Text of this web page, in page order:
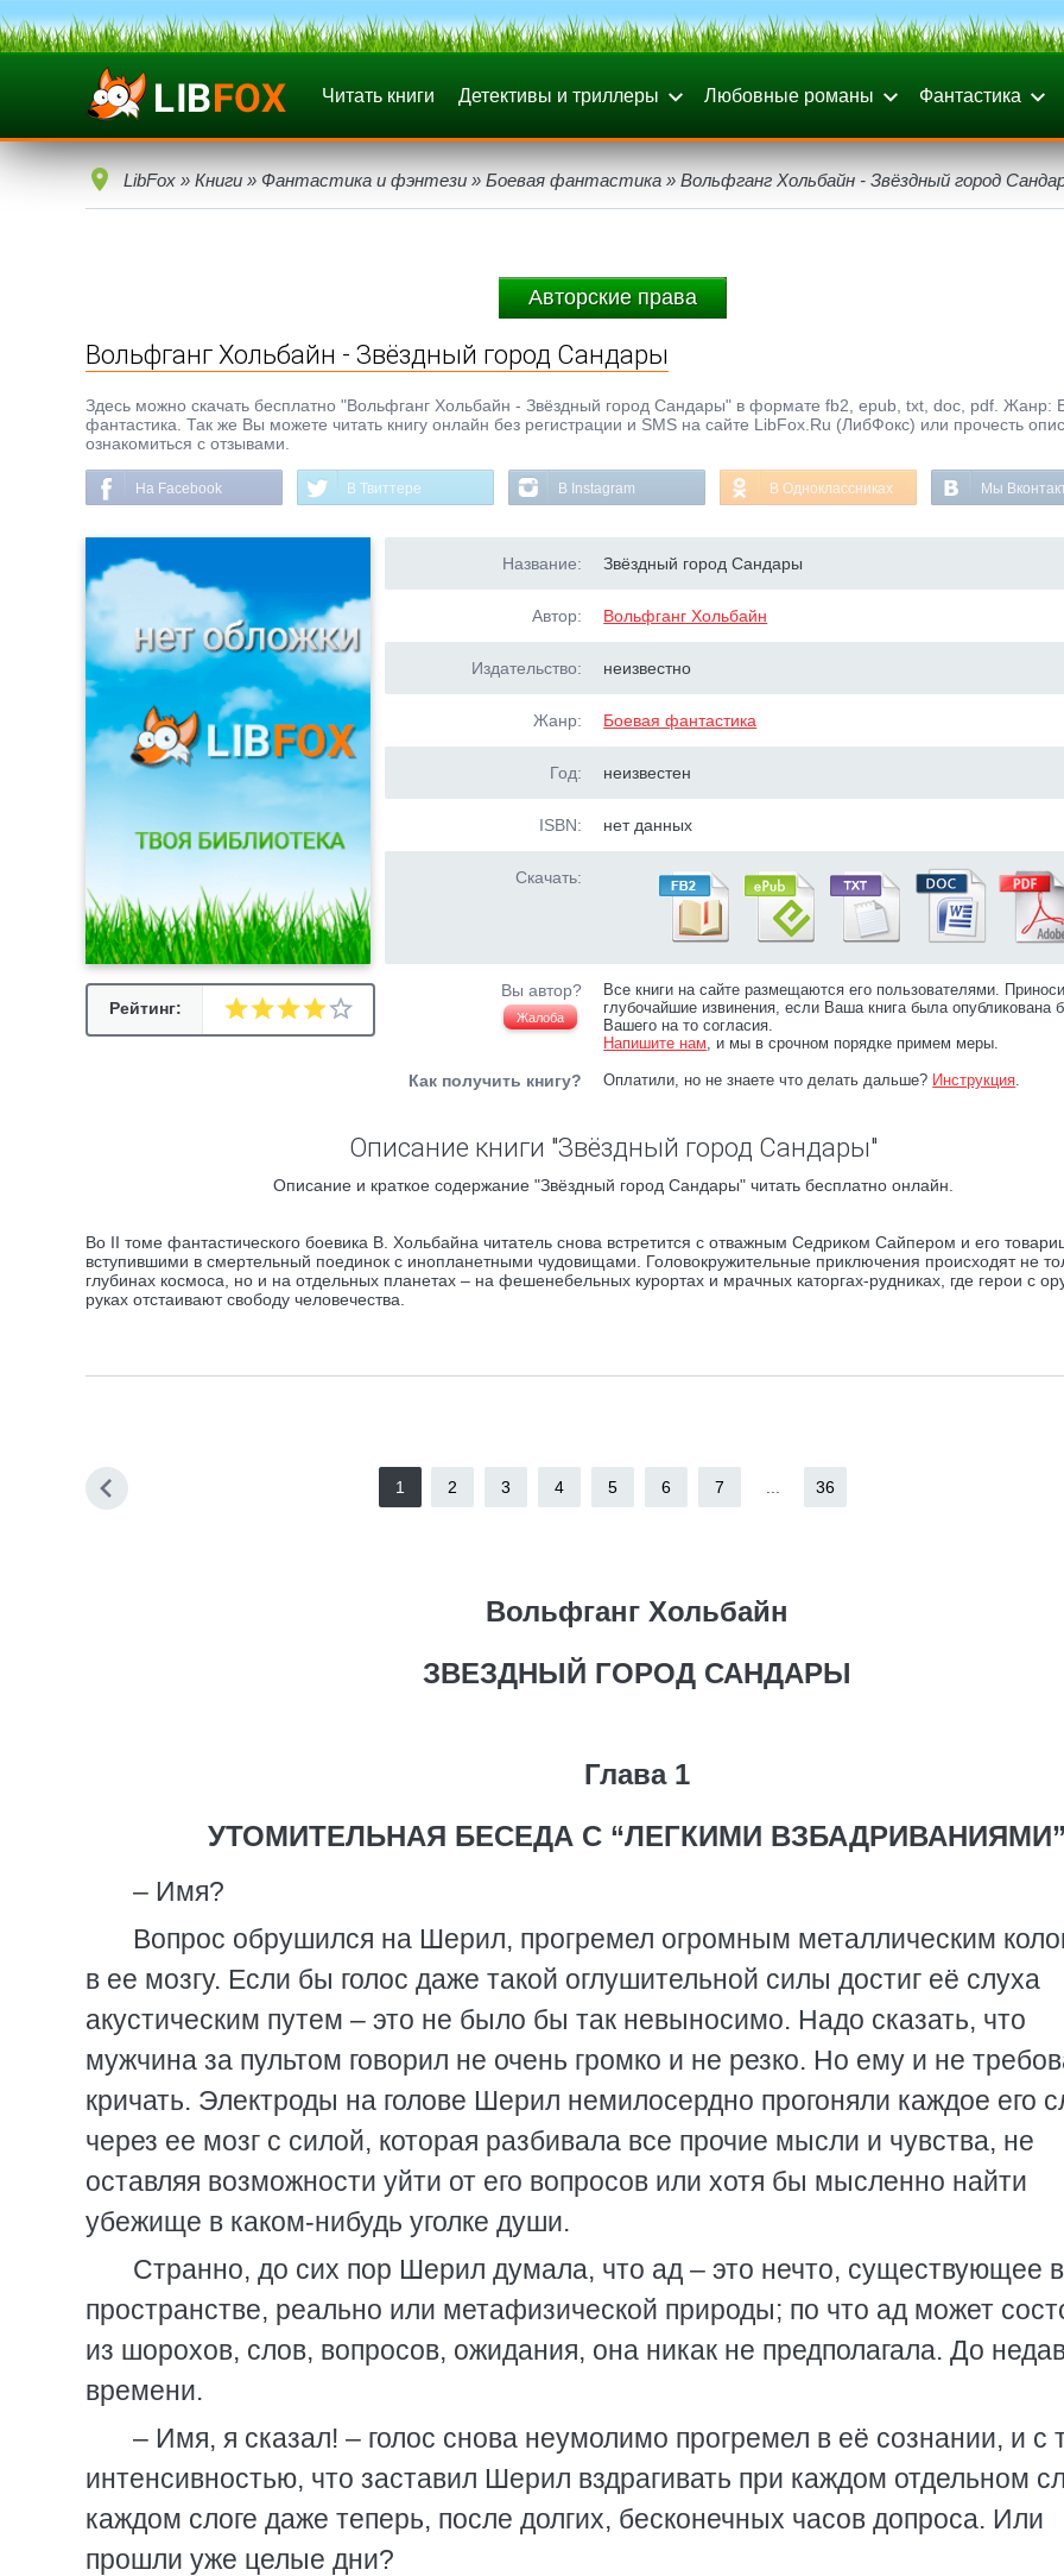
Читать книги Детективы и триллеры Любовные романы Фантастика
LibFox » Книги » Фантастика и фэнтези » Боевая фантастика » Вольфганг Хольбайн - Звёздный город
Авторские права
Вольфганг Хольбайн - Звёздный город Сандары
Здесь можно скачать бесплатно "Вольфганг Хольбайн - Звёздный город Сандары" в формате fb2, epub, txt, doc, pdf. Жанр:
фантастика. Так же Вы можете читать книгу онлайн без регистрации и SMS на сайте LibFox.Ru (ЛибФокс) или прочесть
ознакомиться с отзывами.
На Facebook В Твиттере В Instagram В Одноклассниках Мы
Рейтинг:
Название: Звёздный город Сандары
Автор: Вольфганг Хольбайн
Издательство: неизвестно
Жанр: Боевая фантастика
Год: неизвестен
ISBN: нет данных
Скачать:
Вы автор?
Жалоба
Все книги на сайте размещаются его пользователями.
глубочайшие извинения, если Ваша книга была опубликована
Вашего на то согласия.
Напишите нам, и мы в срочном порядке примем меры.
Как получить книгу? Оплатили, но не знаете что делать дальше? Инструкция.
Описание книги "Звёздный город Сандары"
Описание и краткое содержание "Звёздный город Сандары" читать бесплатно онлайн.
Во II томе фантастического боевика В. Хольбайна читатель снова встретится с отважным Седриком Сайпером и его
вступившими в смертельный поединок с инопланетными чудовищами. Головокружительные приключения происходят не
глубинах космоса, но и на отдельных планетах – на фешенебельных курортах и мрачных каторгах-рудниках, где герои с
руках отстаивают свободу человечества.
1 2 3 4 5 6 7 36
Вольфганг Хольбайн
ЗВЕЗДНЫЙ ГОРОД САНДАРЫ
Глава 1
УТОМИТЕЛЬНАЯ БЕСЕДА С “ЛЕГКИМИ ВЗБАДРИВАНИЯМИ”
– Имя?
Вопрос обрушился на Шерил, прогремел огромным металлическим
в ее мозгу. Если бы голос даже такой оглушительной силы достиг её слуха
акустическим путем – это не было бы так невыносимо. Надо сказать, что
мужчина за пультом говорил не очень громко и не резко. Но ему и не
кричать. Электроды на голове Шерил немилосердно прогоняли каждое его
через ее мозг с силой, которая разбивала все прочие мысли и чувства, не
оставляя возможности уйти от его вопросов или хотя бы мысленно найти
убежище в каком-нибудь уголке души.
Странно, до сих пор Шерил думала, что ад – это нечто, существующее в
пространстве, реально или метафизической природы; по что ад может
из шорохов, слов, вопросов, ожидания, она никак не предполагала. До
времени.
– Имя, я сказал! – голос снова неумолимо прогремел в её сознании, и с
интенсивностью, что заставил Шерил вздрагивать при каждом отдельном
каждом слоге даже теперь, после долгих, бесконечных часов допроса. Или
прошли уже целые дни?